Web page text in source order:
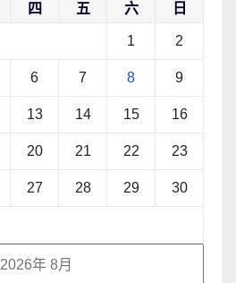
2026年 8月
四 五 六 日
1 2
6 7 8 9
13 14 15 16
20 21 22 23
27 28 29 30